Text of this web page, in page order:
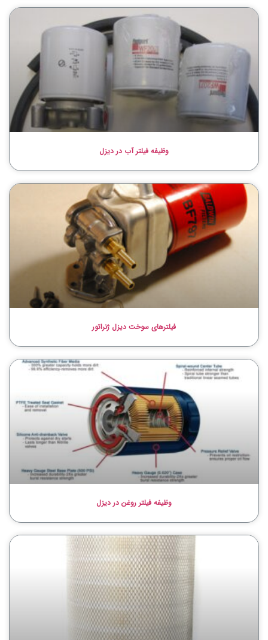
وظیفه فیلتر آب در دیزل
فیلترهای سوخت دیزل ژنراتور
وظیفه فیلتر روغن در دیزل